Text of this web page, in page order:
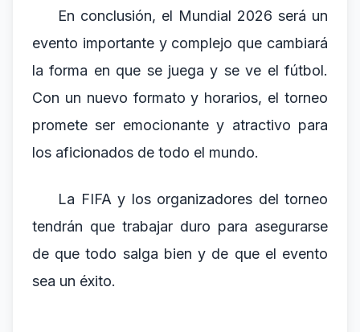
En conclusión, el Mundial 2026 será un
evento importante y complejo que cambiará
la forma en que se juega y se ve el fútbol.
Con un nuevo formato y horarios, el torneo
promete ser emocionante y atractivo para
los aficionados de todo el mundo.
La FIFA y los organizadores del torneo
tendrán que trabajar duro para asegurarse
de que todo salga bien y de que el evento
sea un éxito.